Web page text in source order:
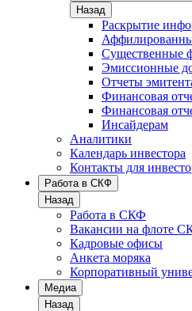
Назад
Раскрытие
Существенные
Эмиссионные
Отчеты
Финансовая
Финансовая
Инсайдерам
Аналитики
Календарь инвестора
Контакты для
Работа в СКФ
Назад
Работа в СКФ
Вакансии на флоте
Кадровые офисы
Анкета моряка
Корпоративный
Медиа
Назад